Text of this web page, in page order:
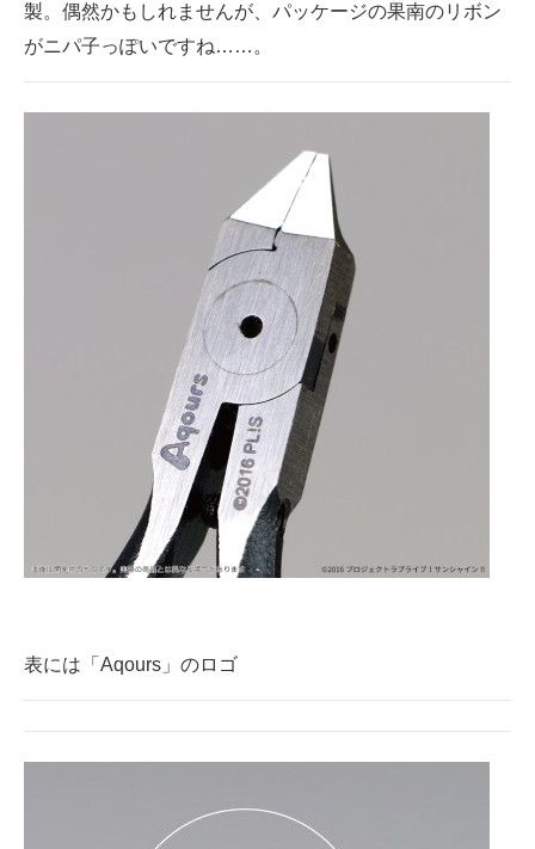
製。偶然かもしれませんが、パッケージの果南のリボン
がニパ子っぽいですね……。
表には「Aqours」のロゴ